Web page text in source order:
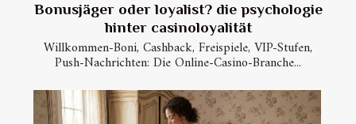
Bonusjäger oder loyalist? die psychologie
hinter casinoloyalität
Willkommen-Boni, Cashback, Freispiele, VIP-Stufen,
Push-Nachrichten: Die Online-Casino-Branche...